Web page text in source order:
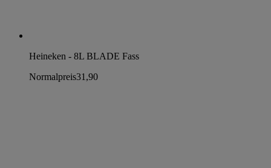
Heineken - 8L BLADE Fass
Normalpreis31,90